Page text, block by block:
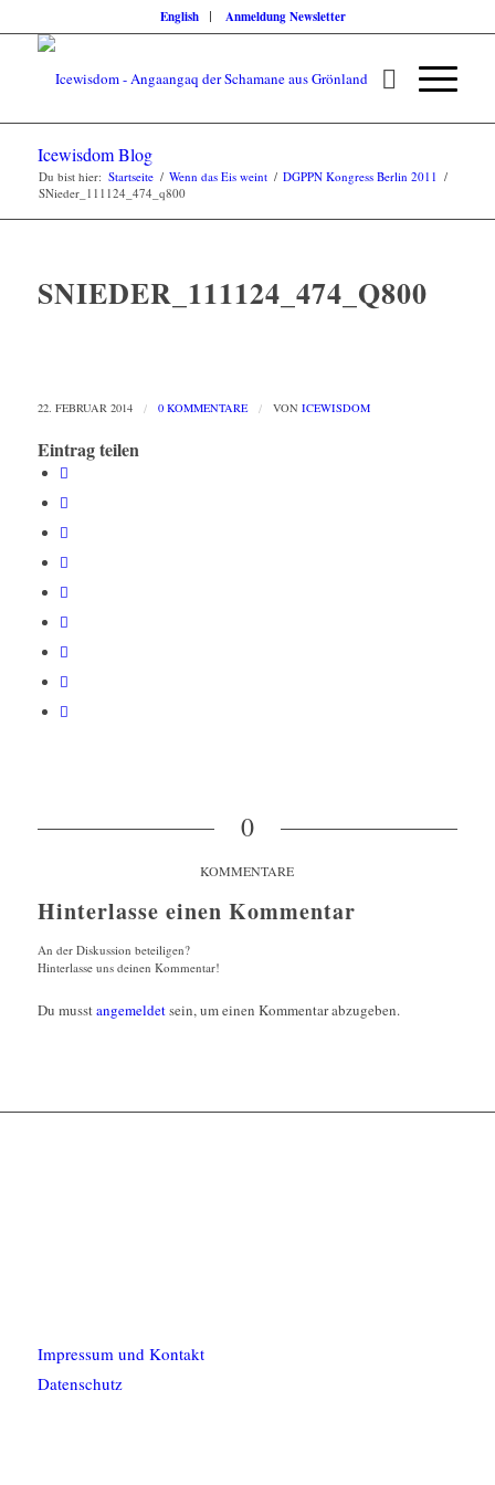
English Anmeldung Newsletter
Icewisdom Blog
Du bist hier: Startseite / Wenn das Eis weint / DGPPN Kongress Berlin 2011 /
SNieder_111124_474_q800
SNIEDER_111124_474_Q800
22. FEBRUAR 2014 / 0 KOMMENTARE / VON ICEWISDOM
Eintrag teilen
0
KOMMENTARE
Hinterlasse einen Kommentar
An der Diskussion beteiligen?
Hinterlasse uns deinen Kommentar!
Du musstangemeldetsein, um einen Kommentar abzugeben.
Impressum und Kontakt
Datenschutz